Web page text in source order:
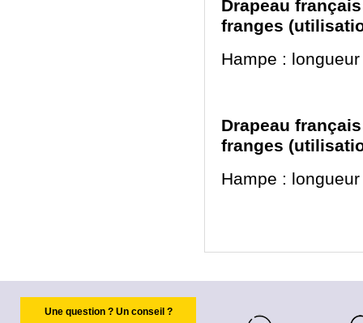
Drapeau
franges
Hampe :
Drapeau
franges
Hampe :
Une question ? Un conseil ?